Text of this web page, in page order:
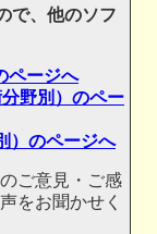
で、他のソフ
ページへ
野別）のペー
）のページへ
ご意見・ご感
をお聞かせく